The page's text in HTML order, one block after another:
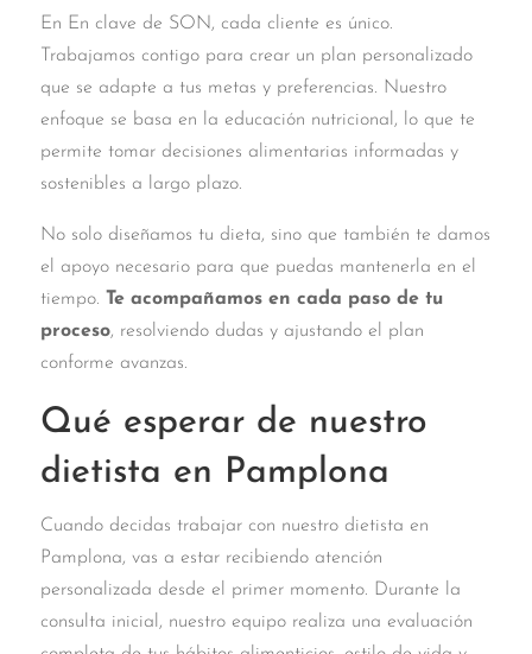
En En clave de SON, cada cliente es único.
Trabajamos contigo para crear un plan personalizado
que se adapte a tus metas y preferencias. Nuestro
enfoque se basa en la educación nutricional, lo que te
permite tomar decisiones alimentarias informadas y
sostenibles a largo plazo.
No solo diseñamos tu dieta, sino que también te damos
el apoyo necesario para que puedas mantenerla en el
tiempo. Te acompañamos en cada paso de tu
proceso, resolviendo dudas y ajustando el plan
conforme avanzas.
Qué esperar de nuestro
dietista en Pamplona
Cuando decidas trabajar con nuestro dietista en
Pamplona, vas a estar recibiendo atención
personalizada desde el primer momento. Durante la
consulta inicial, nuestro equipo realiza una evaluación